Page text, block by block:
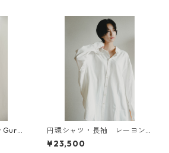
Gurk
ル
円環シャツ・長袖 レーヨン×
コットン素材使用
¥23,500